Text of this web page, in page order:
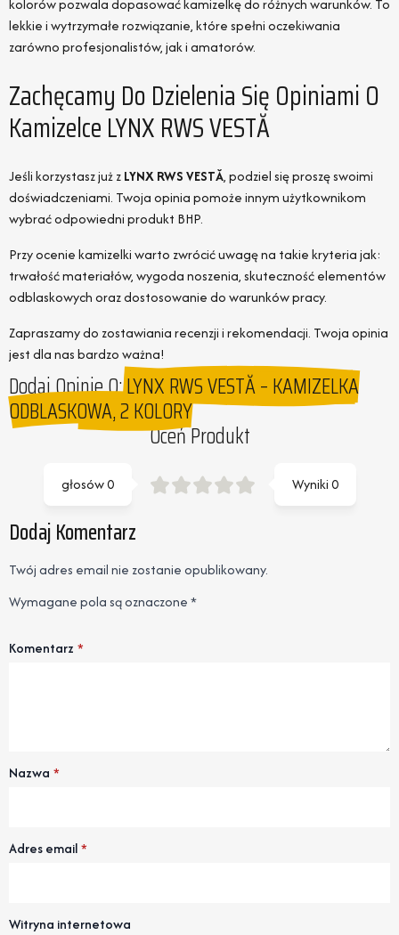
lekkie i wytrzymałe rozwiązanie, które spełni oczekiwania
zarówno profesjonalistów, jak i amatorów.
Zachęcamy Do Dzielenia Się Opiniami O
Kamizelce LYNX RWS VESTĂ
Jeśli korzystasz już zLYNX RWS VESTĂ, podziel się proszę swoimi
doświadczeniami. Twoja opinia pomoże innym użytkownikom
wybrać odpowiedni produkt BHP.
Przy ocenie kamizelki warto zwrócić uwagę na takie kryteria jak:
trwałość materiałów, wygoda noszenia, skuteczność elementów
odblaskowych oraz dostosowanie do warunków pracy.
Zapraszamy do zostawiania recenzji i rekomendacji. Twoja opinia
jest dla nas bardzo ważna!
Dodaj Opinie O:LYNX RWS VESTĂ – KAMIZELKA
ODBLASKOWA, 2 KOLORY
Oceń Produkt
Wyniki0
głosów0
Dodaj Komentarz
Twój adres email nie zostanie opublikowany.
Wymagane pola są oznaczone*
Komentarz *
Nazwa *
Adres email*
Witryna internetowa